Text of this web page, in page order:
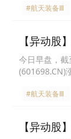
#航天装备Ⅲ
【异动股
今日早盘，
(601698.CN)
#航天装备Ⅲ
【异动股